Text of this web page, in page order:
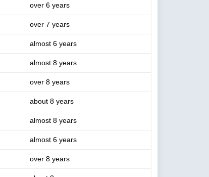
over 6 years
over 7 years
almost 6 years
almost 8 years
over 8 years
about 8 years
almost 8 years
almost 6 years
over 8 years